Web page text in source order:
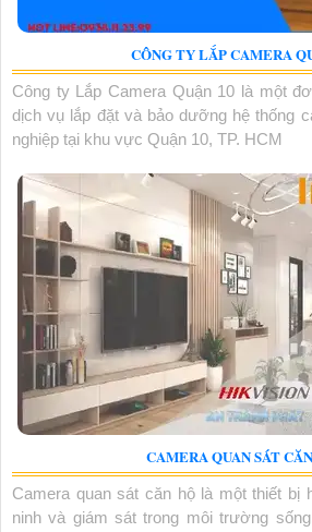
CÔNG TY LẮP CAMERA
Công ty Lắp Camera Quận 10 là một
dịch vụ lắp đặt và bảo dưỡng hệ thống
nghiệp tại khu vực Quận 10, TP. HCM
CAMERA QUAN SÁT
Camera quan sát căn hộ là một thiết bị
ninh và giám sát trong môi trường